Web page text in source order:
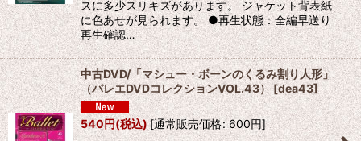
スに多少スリキズがあります。 ジャケット背表紙
に色あせが見られます。 ●再生状態：全編早送り
再生確認…
中古DVD/「マシュー・ボーンのくるみ割り人形」
（バレエDVDコレクションVOL.43）[dea43]
540円(税込)[通常販売価格: 600円]